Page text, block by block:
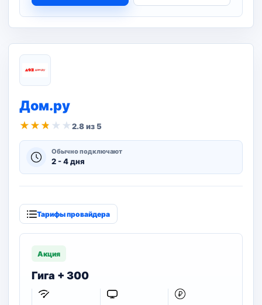
Дом.ру
★ ★ ★ ★ ★2.8 из 5
Обычно подключают
2 - 4 дня
Тарифы провайдера
Акция
Гига + 300